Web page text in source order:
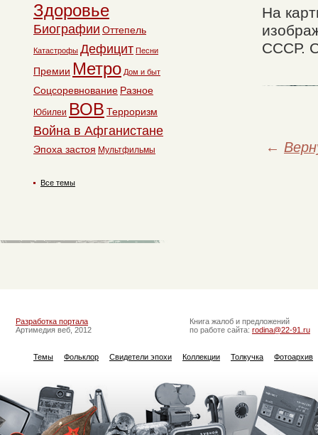
На
СССР.
←
Здоровье
Биографии Оттепель
Катастрофы Дефицит Песни
Премии Метро Дом и быт
Соцсоревнование Разное
Юбилеи ВОВ Терроризм
Война в Афганистане
Эпоха застоя Мультфильмы
Все темы
Разработка портала
Артимедия веб, 2012
Книга жалоб и предложений
по работе сайта: rodina@22-91.ru
Темы Фольклор Свидетели эпохи Коллекции Толкучка Фотоархив